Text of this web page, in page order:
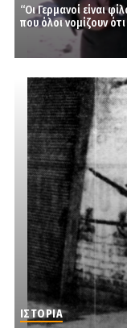
“Οι Γερμανοί είναι
που όλοι νομίζουν
ΙΣΤΟΡΙΑ